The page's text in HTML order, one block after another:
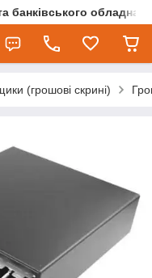
банківського
(грошові скрині)